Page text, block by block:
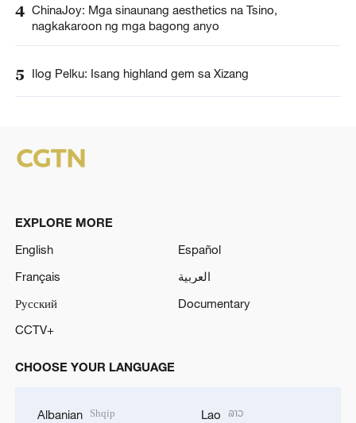
4 ChinaJoy: Mga sinaunang aesthetics na Tsino,
nagkakaroon ng mga bagong anyo
5 Ilog Pelku: Isang highland gem sa Xizang
EXPLORE MORE
English
Español
Français
العربية
Русский
Documentary
CCTV+
CHOOSE YOUR LANGUAGE
Albanian Shqip Lao ລາວ